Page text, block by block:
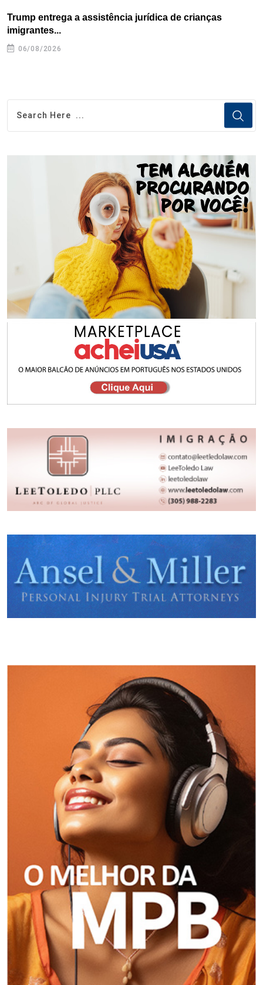
Trump entrega a assistência jurídica de crianças
imigrantes...
06/08/2026